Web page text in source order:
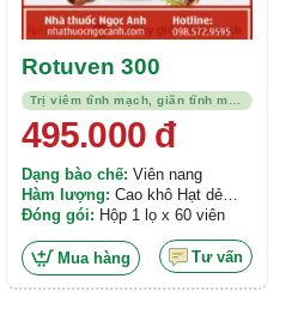
Trị viêm tĩnh mạch, giãn tĩnh mạch
Rotuven 300
495.000đ
Dạng bào chế: Viên nang
Hàm lượng: Cao khô Hạt dẻ
ngựa 300mg, Rutin 200mg
Đóng gói: Hộp 1 lọ x 60 viên
Mua hàng Tư vấn